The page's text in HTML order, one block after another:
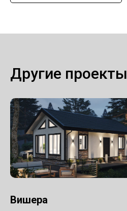
Чили
Другие проекты
Вишера